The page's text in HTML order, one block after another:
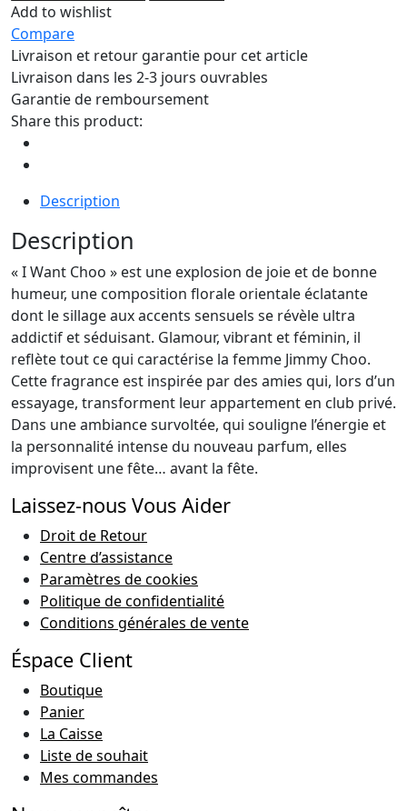
Add to wishlist
Compare
Livraison et retour garantie pour cet article
Livraison dans les 2-3 jours ouvrables
Garantie de remboursement
Share this product:
Description
Description
« I Want Choo » est une explosion de joie et de bonne
humeur, une composition florale orientale éclatante
dont le sillage aux accents sensuels se révèle ultra
addictif et séduisant. Glamour, vibrant et féminin, il
reflète tout ce qui caractérise la femme Jimmy Choo.
Cette fragrance est inspirée par des amies qui, lors d’un
essayage, transforment leur appartement en club privé.
Dans une ambiance survoltée, qui souligne l’énergie et
la personnalité intense du nouveau parfum, elles
improvisent une fête… avant la fête.
Laissez-nous Vous Aider
Droit de Retour
Centre d’assistance
Paramètres de cookies
Politique de confidentialité
Conditions générales de vente
Éspace Client
Boutique
Panier
La Caisse
Liste de souhait
Mes commandes